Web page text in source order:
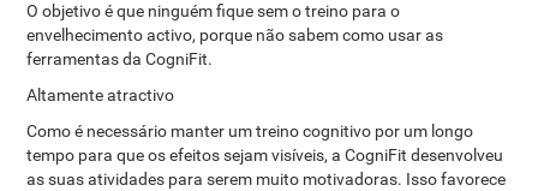
O objetivo é que ninguém fique sem o treino para o
envelhecimento activo, porque não sabem como usar as
ferramentas da CogniFit.
Altamente atractivo
Como é necessário manter um treino cognitivo por um longo
tempo para que os efeitos sejam visíveis, a CogniFit desenvolveu
as suas atividades para serem muito motivadoras. Isso favorece